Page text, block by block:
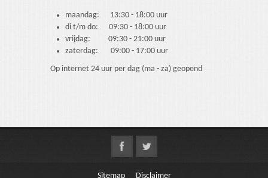
maandag: 13:30 - 18:00 uur
di t/m do: 09:30 - 18:00 uur
vrijdag: 09:30 - 21:00 uur
zaterdag: 09:00 - 17:00 uur
Op internet 24 uur per dag (ma - za) geopend
Sitemap Disclaimer